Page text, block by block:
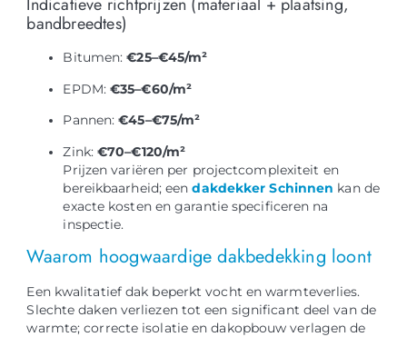
Indicatieve richtprijzen (materiaal + plaatsing,
bandbreedtes)
Bitumen:€25–€45/m²
EPDM:€35–€60/m²
Pannen:€45–€75/m²
Zink:€70–€120/m²
Prijzen variëren per projectcomplexiteit en
bereikbaarheid; eendakdekker Schinnen kan de
exacte kosten en garantie specificeren na
inspectie.
Waarom hoogwaardige dakbedekking loont
Een kwalitatief dak beperkt vocht en warmteverlies.
Slechte daken verliezen tot een significant deel van de
warmte; correcte isolatie en dakopbouw verlagen de